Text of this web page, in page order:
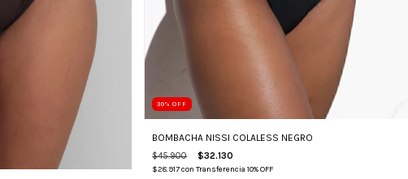
30%OFF
BOMBACHA NISSI COLALESS NEGRO
$45.900 $32.130
$28.917con Transferencia 10% OFF